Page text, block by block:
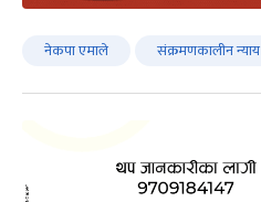
नेकपा एमाले संक्रमणकालीन न्याय